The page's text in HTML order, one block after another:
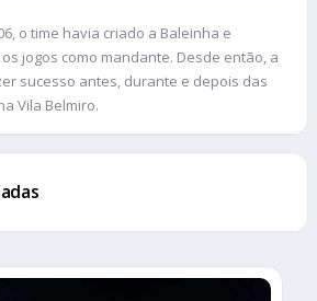
o time havia criado a Baleinha e
jogos como mandante. Desde então, a
sucesso antes, durante e depois das
Vila Belmiro.